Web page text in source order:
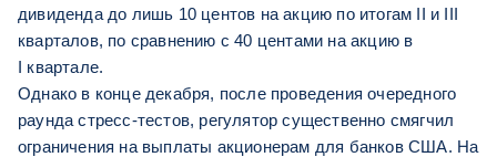
дивиденда до лишь 10 центов на акцию по итогам II и III
кварталов, по сравнению с 40 центами на акцию в
I квартале.
Однако в конце декабря, после проведения очередного
раунда стресс-тестов, регулятор существенно смягчил
ограничения на выплаты акционерам для банков США. На